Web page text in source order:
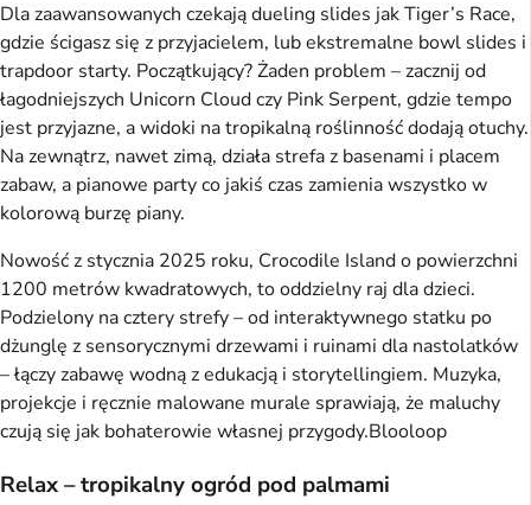
Dla zaawansowanych czekają dueling slides jak Tiger’s Race,
gdzie ścigasz się z przyjacielem, lub ekstremalne bowl slides i
trapdoor starty. Początkujący? Żaden problem – zacznij od
łagodniejszych Unicorn Cloud czy Pink Serpent, gdzie tempo
jest przyjazne, a widoki na tropikalną roślinność dodają otuchy.
Na zewnątrz, nawet zimą, działa strefa z basenami i placem
zabaw, a pianowe party co jakiś czas zamienia wszystko w
kolorową burzę piany.
Nowość z stycznia 2025 roku, Crocodile Island o powierzchni
1200 metrów kwadratowych, to oddzielny raj dla dzieci.
Podzielony na cztery strefy – od interaktywnego statku po
dżunglę z sensorycznymi drzewami i ruinami dla nastolatków
– łączy zabawę wodną z edukacją i storytellingiem. Muzyka,
projekcje i ręcznie malowane murale sprawiają, że maluchy
czują się jak bohaterowie własnej przygody.⁠Blooloop
Relax – tropikalny ogród pod palmami